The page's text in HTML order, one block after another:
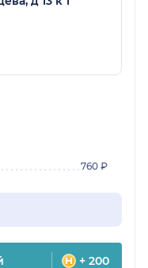
760 ₽
+ 200